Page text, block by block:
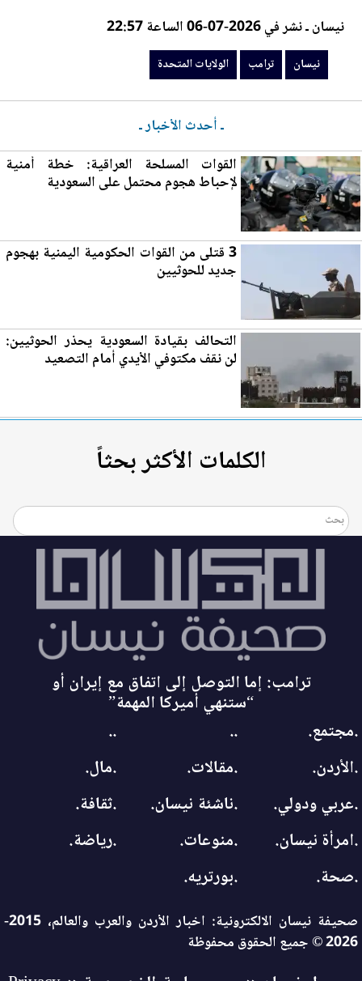
نيسان ـ نشر في 2026-07-06 الساعة 22:57
نيسان ترامب الولايات المتحدة
ـ أحدث الأخبار ـ
القوات المسلحة العراقية: خطة أمنية
لإحباط هجوم محتمل على السعودية
3 قتلى من القوات الحكومية اليمنية بهجوم
جديد للحوثيين
التحالف بقيادة السعودية يحذر الحوثيين:
لن نقف مكتوفي الأيدي أمام التصعيد
الكلمات الأكثر بحثاً
ترامب: إما التوصل إلى اتفاق مع إيران أو
“ستنهي أميركا المهمة”
.مجتمع.
..
..
.الأردن.
.مقالات.
.مال.
.عربي ودولي.
.ناشئة نيسان.
.ثقافة.
.امرأة نيسان.
.منوعات.
.رياضة.
.صحة.
.بورتريه.
صحيفة نيسان الالكترونية: اخبار الأردن والعرب والعالم، 2015-
2026 © جميع الحقوق محفوظة